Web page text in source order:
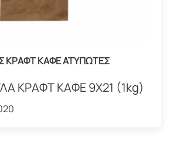
ΚΡΑΦΤ ΚΑΦΕ ΑΤΥΠΩΤΕΣ
ΚΡΑΦΤ ΚΑΦΕ 9Χ21 (1kg)